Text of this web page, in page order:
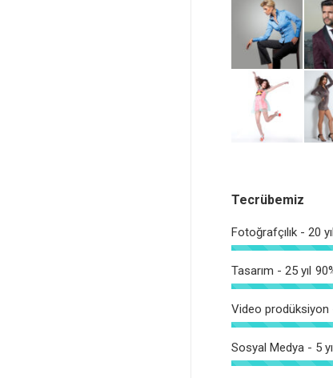
Tecrübemiz
Fotoğrafçılık - 20 yıl
Tasarım - 25 yıl
Video prodüksiyon
Sosyal Medya - 5